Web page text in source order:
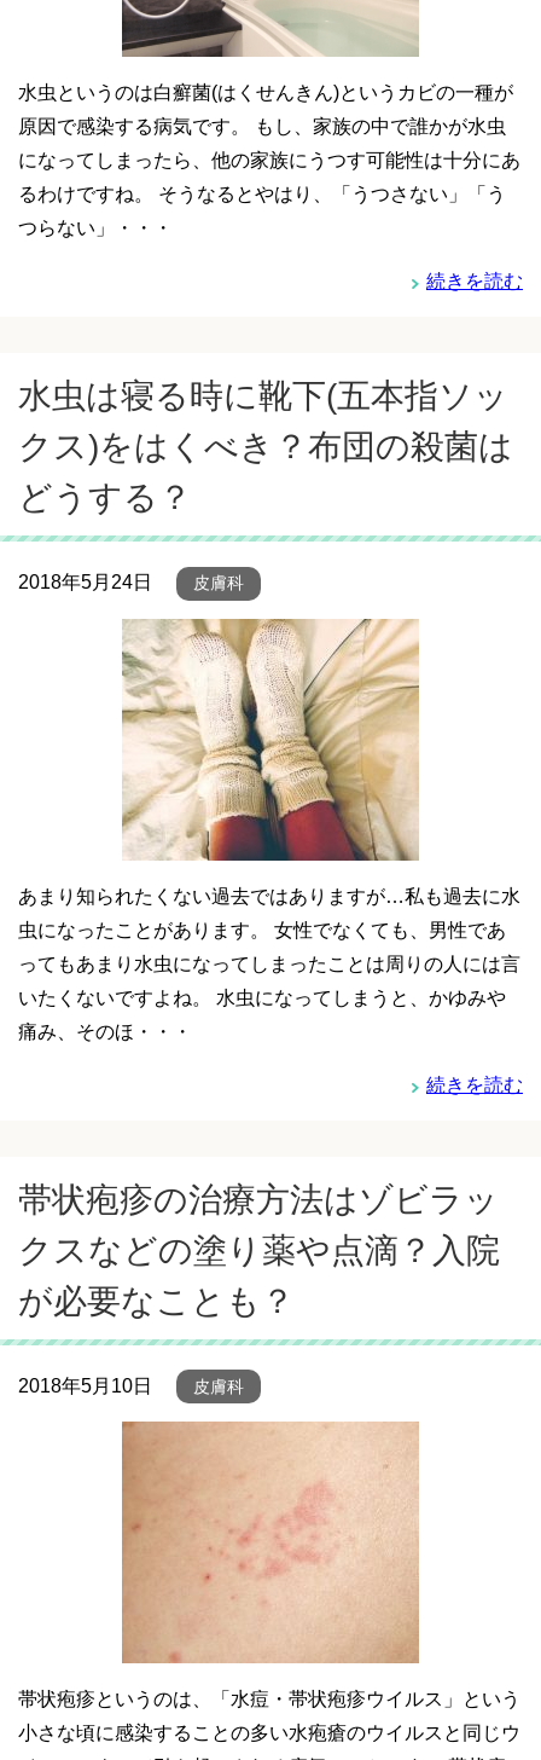
水虫というのは白癬菌(はくせんきん)というカビの一種が
原因で感染する病気です。 もし、家族の中で誰かが水虫
になってしまったら、他の家族にうつす可能性は十分にあ
るわけですね。 そうなるとやはり、「うつさない」「う
つらない」・・・
続きを読む
水虫は寝る時に靴下(五本指ソッ
クス)をはくべき？布団の殺菌は
どうする？
2018年5月24日 皮膚科
あまり知られたくない過去ではありますが…私も過去に水
虫になったことがあります。 女性でなくても、男性であ
ってもあまり水虫になってしまったことは周りの人には言
いたくないですよね。 水虫になってしまうと、かゆみや
痛み、そのほ・・・
続きを読む
帯状疱疹の治療方法はゾビラッ
クスなどの塗り薬や点滴？入院
が必要なことも？
2018年5月10日 皮膚科
帯状疱疹というのは、「水痘・帯状疱疹ウイルス」という
小さな頃に感染することの多い水疱瘡のウイルスと同じウ